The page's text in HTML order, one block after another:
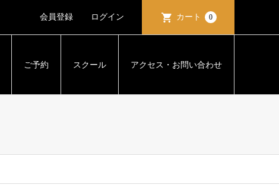
会員登録 ログイン カート 0
ご予約 スクール アクセス・お問い合わせ